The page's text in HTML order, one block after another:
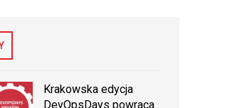
Krakowska edycja
DevOpsDays powraca